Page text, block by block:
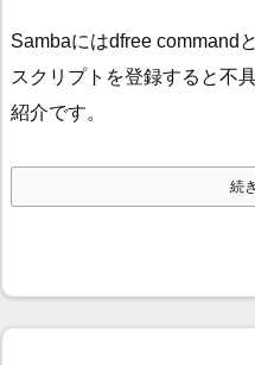
Sambaにはdfree command
スクリプトを登録すると不
紹介です。
続